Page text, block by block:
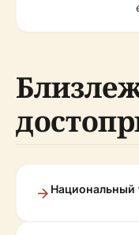
Национальный